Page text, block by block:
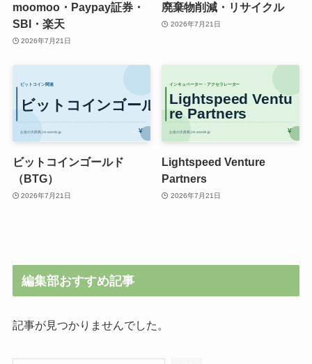
moomoo・Paypay証券・
SBI・楽天
2026年7月21日
廃棄物削減・リサイクル
2026年7月21日
ビットコインゴールド
（BTG）
2026年7月21日
Lightspeed Venture
Partners
2026年7月21日
編集部おすすめ記事
記事が見つかりませんでした。